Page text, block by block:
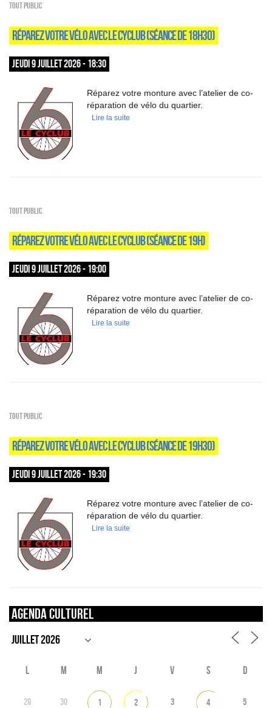
Tout public
RÉPAREZ VOTRE VÉLO AVEC LE CYCLUB (SÉANCE DE 18H30)
JEUDI 9 JUILLET 2026 - 18:30
Réparez votre monture avec l’atelier de co-
réparation de vélo du quartier.
Lire la suite
Tout public
RÉPAREZ VOTRE VÉLO AVEC LE CYCLUB (SÉANCE DE 19H)
JEUDI 9 JUILLET 2026 - 19:00
Réparez votre monture avec l’atelier de co-
réparation de vélo du quartier.
Lire la suite
Tout public
RÉPAREZ VOTRE VÉLO AVEC LE CYCLUB (SÉANCE DE 19H30)
JEUDI 9 JUILLET 2026 - 19:30
Réparez votre monture avec l’atelier de co-
réparation de vélo du quartier.
Lire la suite
Agenda culturel
L M M J V S D
29 30 1 2 3 4 5